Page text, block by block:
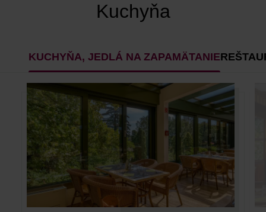
Kuchyňa
KUCHYŇA, JEDLÁ NA ZAPAMÄTANIE